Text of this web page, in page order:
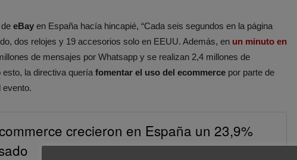
eBay en España hacía hincapié, “Cada seis segundos en la página
dos relojes y 19 accesorios solo en EEUU. Además, en un minuto en
de mensajes por Whatsapp y se realizan 2,4 millones de
esto, la directiva quería fomentar el uso del ecommerce por parte de
evento.
crecieron en España un 23,9%